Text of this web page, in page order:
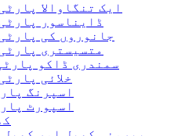
ایک تنگاوالا
ڈایناسور
جانوروں کی
متسیستری
سمندری ڈاکو
خلائی
اسپرنگ
اسپورٹ